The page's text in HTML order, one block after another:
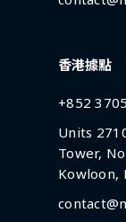
香港據點
+852
Units
Tower,
Kowloon,